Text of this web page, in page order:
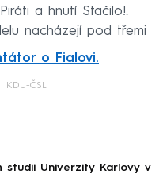
a hnutí Stačilo!.
nacházejí pod třemi
o Fialovi.
KDU-ČSL
studií Univerzity Karlovy v